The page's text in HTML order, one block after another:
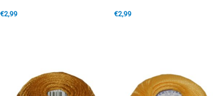
€2,99 €2,99